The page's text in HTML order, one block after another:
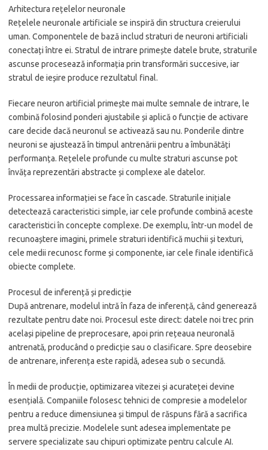
Arhitectura rețelelor neuronale
Rețelele neuronale artificiale se inspiră din structura creierului
uman. Componentele de bază includ straturi de neuroni artificiali
conectați între ei. Stratul de intrare primește datele brute, straturile
ascunse procesează informația prin transformări succesive, iar
stratul de ieșire produce rezultatul final.
Fiecare neuron artificial primește mai multe semnale de intrare, le
combină folosind ponderi ajustabile și aplică o funcție de activare
care decide dacă neuronul se activează sau nu. Ponderile dintre
neuroni se ajustează în timpul antrenării pentru a îmbunătăți
performanța. Rețelele profunde cu multe straturi ascunse pot
învăța reprezentări abstracte și complexe ale datelor.
Processarea informației se face în cascade. Straturile inițiale
detectează caracteristici simple, iar cele profunde combină aceste
caracteristici în concepte complexe. De exemplu, într-un model de
recunoaștere imagini, primele straturi identifică muchii și texturi,
cele medii recunosc forme și componente, iar cele finale identifică
obiecte complete.
Procesul de inferență și predicție
După antrenare, modelul intră în faza de inferență, când generează
rezultate pentru date noi. Procesul este direct: datele noi trec prin
același pipeline de preprocesare, apoi prin rețeaua neuronală
antrenată, producând o predicție sau o clasificare. Spre deosebire
de antrenare, inferența este rapidă, adesea sub o secundă.
În medii de producție, optimizarea vitezei și acurateței devine
esențială. Companiile folosesc tehnici de compresie a modelelor
pentru a reduce dimensiunea și timpul de răspuns fără a sacrifica
prea multă precizie. Modelele sunt adesea implementate pe
servere specializate sau chipuri optimizate pentru calcule AI.